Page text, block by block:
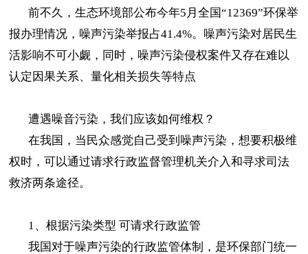
前不久，生态环境部公布今年5月全国“12369”环保举
报办理情况，噪声污染举报占41.4%。噪声污染对居民生
活影响不可小觑，同时，噪声污染侵权案件又存在难以
认定因果关系、量化相关损失等特点
遭遇噪音污染，我们应该如何维权？
在我国，当民众感觉自己受到噪声污染，想要积极维
权时，可以通过请求行政监督管理机关介入和寻求司法
救济两条途径。
1、根据污染类型 可请求行政监管
我国对于噪声污染的行政监管体制，是环保部门统一